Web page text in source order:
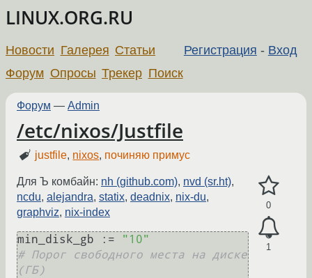
LINUX.ORG.RU
Регистрация - Вход
Новости Галерея Статьи
Форум Опросы Трекер Поиск
Форум — Admin
/etc/nixos/Justfile
justfile, nixos, починяю примус
0
1
Для Ъ комбайн: nh (github.com), nvd (sr.ht),
ncdu, alejandra, statix, deadnix, nix-du,
graphviz, nix-index
min_disk_gb :=
"10"
# Порог свободного места на диске
(ГБ)